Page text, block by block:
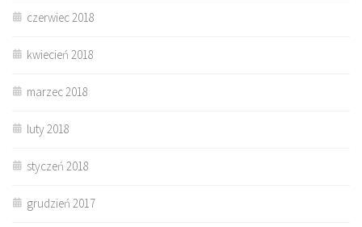
czerwiec 2018
kwiecień 2018
marzec 2018
luty 2018
styczeń 2018
grudzień 2017